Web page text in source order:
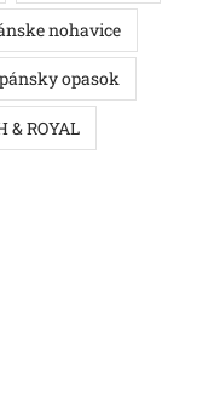
nohavice
pánsky opasok
& ROYAL